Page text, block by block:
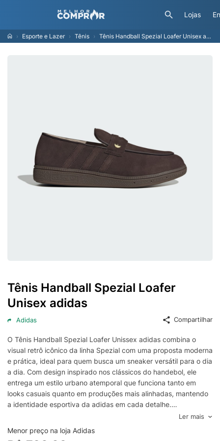
Lojas
Esporte e Lazer Tênis Tênis Handball Spezial Loafer Unisex adidas
Tênis Handball Spezial Loafer
Unisex adidas
Adidas Compartilhar
O Tênis Handball Spezial Loafer Unissex adidas combina o
visual retrô icônico da linha Spezial com uma proposta moderna
e prática, ideal para quem busca um sneaker versátil para o dia
a dia. Com design inspirado nos clássicos do handebol, ele
entrega um estilo urbano atemporal que funciona tanto em
looks casuais quanto em produções mais alinhadas, mantendo
a identidade esportiva da adidas em cada detalhe.
Pensado para uso prolongado, o Handball Spezial Loafer
prioriza conforto no calce e sensação de estabilidade ao
caminhar, sendo uma ótima escolha para rotina, passeios e
Ler mais
Menor preço na loja Adidas